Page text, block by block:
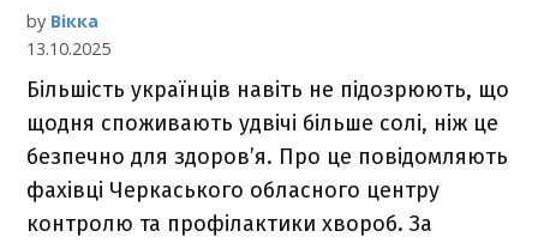
by Вікка
13.10.2025
Більшість українців навіть не підозрюють, що
щодня споживають удвічі більше солі, ніж це
безпечно для здоров’я. Про це повідомляють
фахівці Черкаського обласного центру
контролю та профілактики хвороб. За